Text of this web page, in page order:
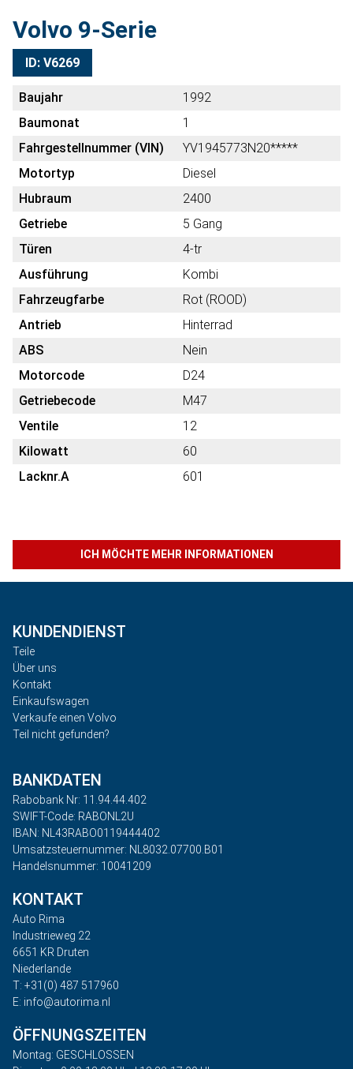
Volvo 9-Serie
ID: V6269
Baujahr
1992
Baumonat
1
Fahrgestellnummer (VIN)
YV1945773N20*****
Motortyp
Diesel
Hubraum
2400
Getriebe
5 Gang
Türen
4-tr
Ausführung
Kombi
Fahrzeugfarbe
Rot (ROOD)
Antrieb
Hinterrad
ABS
Nein
Motorcode
D24
Getriebecode
M47
Ventile
12
Kilowatt
60
Lacknr.A
601
ICH MÖCHTE MEHR INFORMATIONEN
KUNDENDIENST
Teile
Über uns
Kontakt
Einkaufswagen
Verkaufe einen Volvo
Teil nicht gefunden?
BANKDATEN
Rabobank Nr: 11.94.44.402
SWIFT-Code: RABONL2U
IBAN: NL43RABO0119444402
Umsatzsteuernummer: NL8032.07700.B01
Handelsnummer: 10041209
KONTAKT
Auto Rima
Industrieweg 22
6651 KR Druten
Niederlande
T: +31(0) 487 517960
E: info@autorima.nl
ÖFFNUNGSZEITEN
Montag: GESCHLOSSEN